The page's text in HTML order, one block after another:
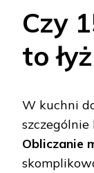
Czy
to
W kuchni
Obliczanie